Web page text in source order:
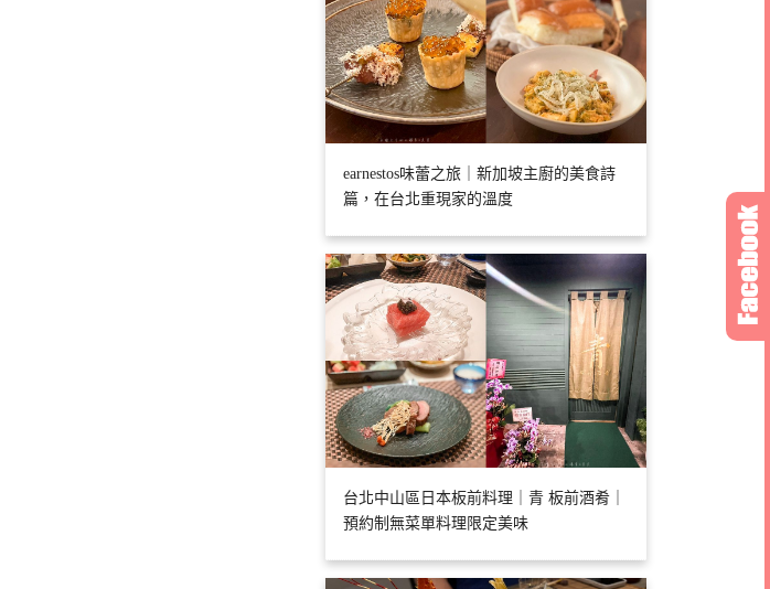
earnestos味蕾之旅｜新加坡主廚的美食詩
篇，在台北重現家的溫度
台北中山區日本板前料理｜青 板前酒肴｜
預約制無菜單料理限定美味